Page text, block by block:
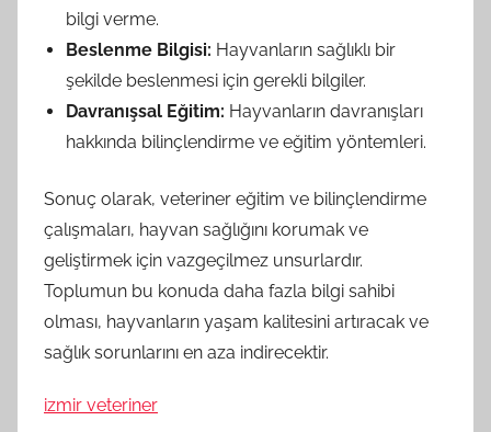
bilgi verme.
Beslenme Bilgisi: Hayvanların sağlıklı bir
şekilde beslenmesi için gerekli bilgiler.
Davranışsal Eğitim: Hayvanların davranışları
hakkında bilinçlendirme ve eğitim yöntemleri.
Sonuç olarak, veteriner eğitim ve bilinçlendirme
çalışmaları, hayvan sağlığını korumak ve
geliştirmek için vazgeçilmez unsurlardır.
Toplumun bu konuda daha fazla bilgi sahibi
olması, hayvanların yaşam kalitesini artıracak ve
sağlık sorunlarını en aza indirecektir.
izmir veteriner